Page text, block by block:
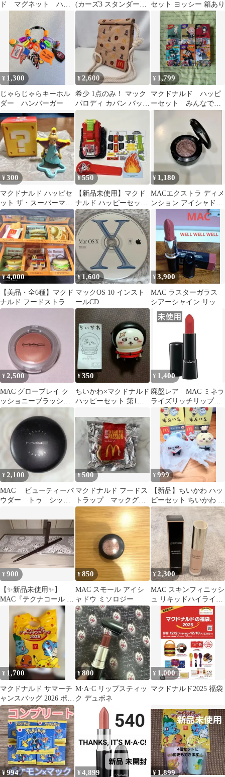
ド マグネット ハッ
(カーズ3 スタンダード
タイプ) C-15 新品未使
用未開封
セット ヨッシー 箱あり
¥ 1,300
じゃらじゃらキーホル
ダー ハンバーガー
¥2,600
希少 1点のみ！ マック
パロディ カバン バッグ
防水 日本初販売 ポーチ
¥ 1,799
マクドナルド ハッピ
ーセット みんなで
コンプリート
¥300
マクドナルド ハッピセ
ット ザ・スーパーマリ
オギャラクシー ロゼッ
タ
¥550
【新品未使用】マクド
ナルド ハッピーセッ
ト パウパトロール マ
ーシャル
¥ 1,180
MACエクストラ ディメ
ンション アイシャドウ
スモーキーモーヴ
¥4,000
【美品・全6種】マクド
ナルド フードストラッ
プ2 朝マック コンプリ
¥1,600
マックOS 10 インスト
ールCD
¥3,900
MAC ラスターガラス
シアーシャイン リップ
スティック ウェルウ
ェルウェル
¥2,500
MAC グロープレイ ク
ッショニーブラッシュ
グランド チーク
¥350
ちいかわ×マクドナルド
ハッピーセット 第1弾
¥ 1,400
廃盤レア MAC ミネラ
ライズリッチリップス
ティック レッドコケッ
ト 赤
¥2,100
MAC ビューティーパ
ウダー トゥ シッ
ー)
¥500
マクドナルド フードス
トラップ マックグリ
ドル ベーコン＆エッグ
¥999
【新品】ちいかわ ハッ
ピーセット ちいかわ う
さぎ 2個セット
¥900
【✨新品未使用✨】
MAC『テクナコール ア
イライナー』（フォト
グラビアカラー）
¥850
MAC スモール アイシ
ャドウ ミソロジー
¥2,300
MAC スキンフィニッシ
ュ リキッドハイライタ
ー ライトスカペード
¥ 1,700
マクドナルド サマーチ
ャンスバッグ 2026 ポケ
モン 無料券なし
¥800
M·A·C リップスティッ
ク デュボネ
¥ 1,000
マクドナルド2025 福袋
¥994 ¥ 4,899 ¥ 1,899